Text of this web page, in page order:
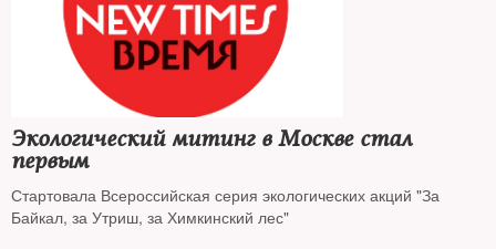
Экологический митинг в Москве стал
первым
Стартовала Всероссийская серия экологических акций "За
Байкал, за Утриш, за Химкинский лес"